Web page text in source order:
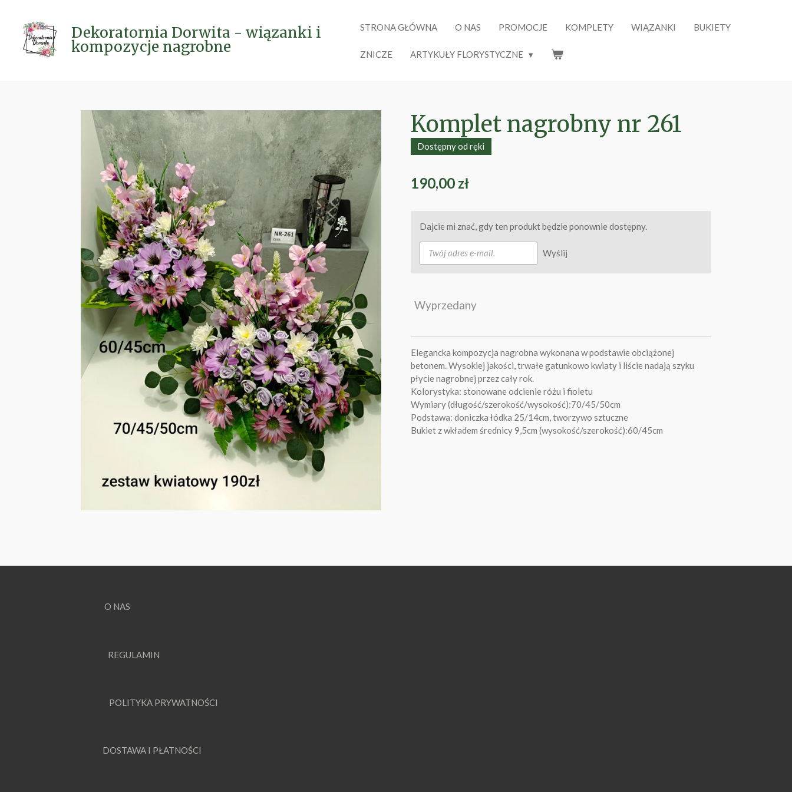
głównej
treści
Dekoratornia Dorwita - wiązanki i
kompozycje nagrobne
STRONA GŁÓWNA O NAS PROMOCJE KOMPLETY WIĄZANKI BUKIETY
ZNICZE ARTYKUŁY FLORYSTYCZNE
Komplet nagrobny nr 261
Dostępny od ręki
190,00 zł
Dajcie mi znać, gdy ten produkt będzie ponownie dostępny.
Wyślij
Wyprzedany
Elegancka kompozycja nagrobna wykonana w podstawie obciążonej
betonem. Wysokiej jakości, trwałe gatunkowo kwiaty i liście nadają szyku
płycie nagrobnej przez cały rok.
Kolorystyka: stonowane odcienie różu i fioletu
Wymiary (długość/szerokość/wysokość):70/45/50cm
Podstawa: doniczka łódka 25/14cm, tworzywo sztuczne
Bukiet z wkładem średnicy 9,5cm (wysokość/szerokość):60/45cm
O NAS
REGULAMIN
POLITYKA PRYWATNOŚCI
DOSTAWA I PŁATNOŚCI